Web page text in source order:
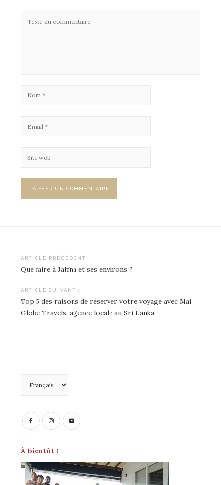
Navigation
de
l’article
ARTICLE PRÉCÉDENT :
Que faire à Jaffna et ses environs ?
ARTICLE SUIVANT :
Top 5 des raisons de réserver votre voyage avec Mai
Globe Travels, agence locale au Sri Lanka
une
À bientôt !